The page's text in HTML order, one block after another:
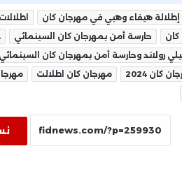
إطلالة هيفاء وهبي في مهرجان كان
كان حارسة أمن بمهرجان كان السينمائي
رولاند‬⁩ وحارسة أمن بمهرجان كان السينمائي
كان 2024 مهرجان كان اطلالت